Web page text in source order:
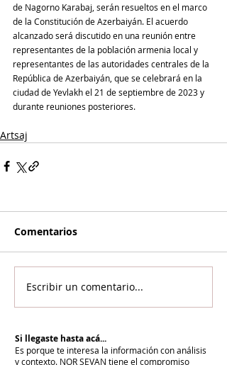
de Nagorno Karabaj, serán resueltos en el marco
de la Constitución de Azerbaiyán. El acuerdo
alcanzado será discutido en una reunión entre
representantes de la población armenia local y
representantes de las autoridades centrales de la
República de Azerbaiyán, que se celebrará en la
ciudad de Yevlakh el 21 de septiembre de 2023 y
durante reuniones posteriores.
Artsaj
Comentarios
Escribir un comentario...
Si llegaste hasta acá...
Es porque te interesa la información con análisis
y contexto. NOR SEVAN tiene el compromiso